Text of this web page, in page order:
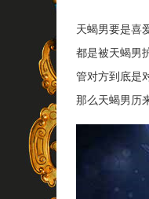
天蝎男要是喜
都是被天蝎男
管对方到底是
那么天蝎男历